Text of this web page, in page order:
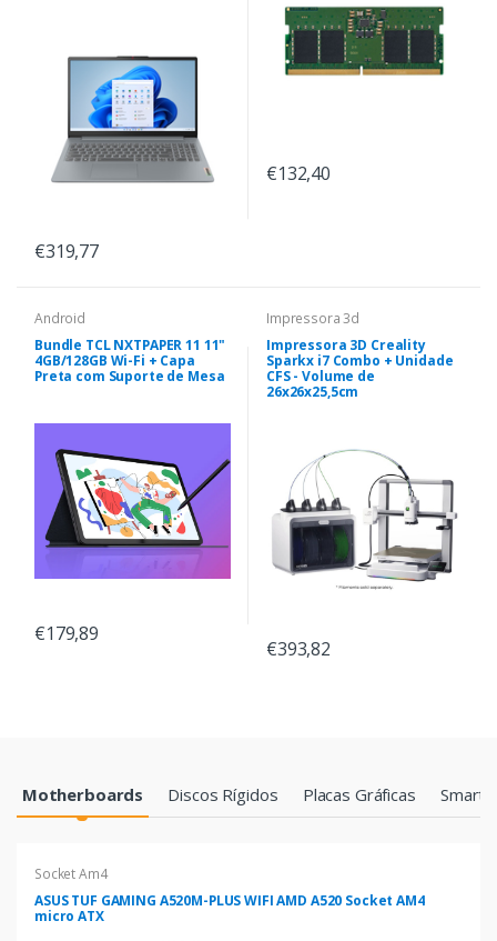
€319,77
€132,40
Android
Bundle TCL NXTPAPER 11 11"
4GB/128GB Wi-Fi + Capa
Preta com Suporte de Mesa
€179,89
Impressora 3d
Impressora 3D Creality
Sparkx i7 Combo + Unidade
CFS - Volume de
26x26x25,5cm
€393,82
Products Grid
Motherboards Discos Rígidos Placas Gráficas
Socket Am4
ASUS TUF GAMING A520M-PLUS WIFI AMD A520 Socket AM4
micro ATX